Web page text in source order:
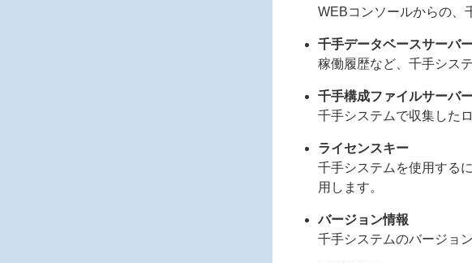
WEBコンソールからの、
千手データベースサーバ
稼働履歴など、千手シス
千手構成ファイルサーバ
千手システムで収集した
ライセンスキー
千手システムを使用する
用します。
バージョン情報
千手システムのバージョ